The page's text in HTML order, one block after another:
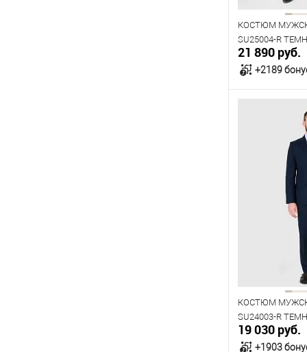
КОСТЮМ
SU25004-R
21 890 руб.
+2189
В
В наличии
Таблица
Размер одежды
КОСТЮМ
SU24003-R
19 030 руб.
+1903